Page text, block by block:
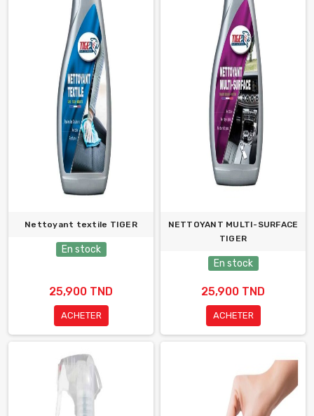
Nettoyant textile TIGER
En stock
25,900 TND
ACHETER
NETTOYANT MULTI-SURFACE
TIGER
En stock
25,900 TND
ACHETER